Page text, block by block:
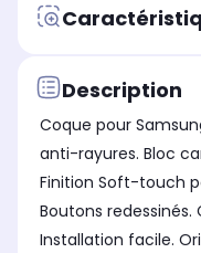
Description
Coque pour
anti-rayures. Bloc
Finition Soft-touch
Boutons
Installation facile.